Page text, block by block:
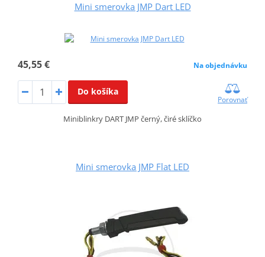
Mini smerovka JMP Dart LED
45,55 € Na objednávku
Do košíka
Porovnať
Miniblinkry DART JMP černý, čiré sklíčko
Mini smerovka JMP Flat LED